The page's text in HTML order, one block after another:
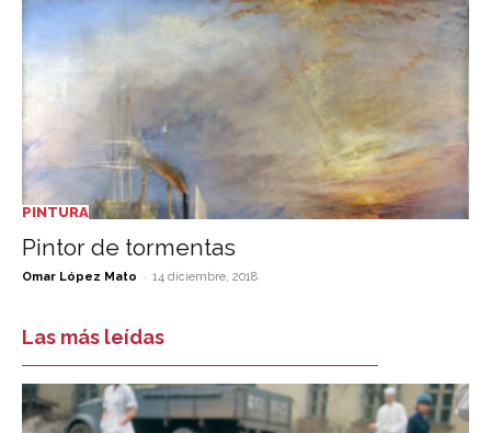
PINTURA
Pintor de tormentas
Omar López Mato - 14 diciembre, 2018
Las más leídas